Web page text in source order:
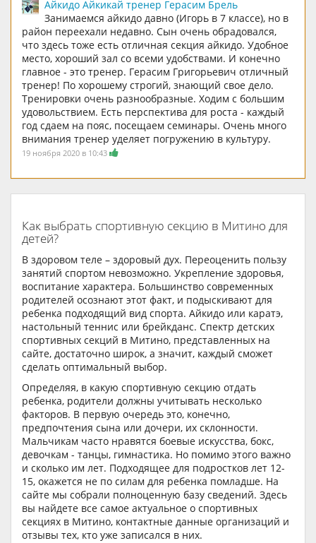
Айкидо Айкикай тренер Герасим Брель
Занимаемся айкидо давно (Игорь в 7 классе), но в
район переехали недавно. Сын очень обрадовался,
что здесь тоже есть отличная секция айкидо. Удобное
место, хороший зал со всеми удобствами. И конечно
главное - это тренер. Герасим Григорьевич отличный
тренер! По хорошему строгий, знающий свое дело.
Тренировки очень разнообразные. Ходим с большим
удовольствием. Есть перспектива для роста - каждый
год сдаем на пояс, посещаем семинары. Очень много
внимания тренер уделяет погружению в культуру.
19 ноября 2020 в 10:43
Как выбрать спортивную секцию в Митино для
детей?
В здоровом теле – здоровый дух. Переоценить пользу
занятий спортом невозможно. Укрепление здоровья,
воспитание характера. Большинство современных
родителей осознают этот факт, и подыскивают для
ребенка подходящий вид спорта. Айкидо или каратэ,
настольный теннис или брейкданс. Спектр детских
спортивных секций в Митино, представленных на
сайте, достаточно широк, а значит, каждый сможет
сделать оптимальный выбор.
Определяя, в какую спортивную секцию отдать
ребенка, родители должны учитывать несколько
факторов. В первую очередь это, конечно,
предпочтения сына или дочери, их склонности.
Мальчикам часто нравятся боевые искусства, бокс,
девочкам - танцы, гимнастика. Но помимо этого важно
и сколько им лет. Подходящее для подростков лет 12-
15, окажется не по силам для ребенка помладше. На
сайте мы собрали полноценную базу сведений. Здесь
вы найдете все самое актуальное о спортивных
секциях в Митино, контактные данные организаций и
отзывы тех, кто уже записался в них.